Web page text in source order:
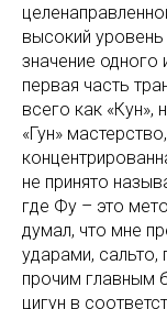
высокий
значение
первая часть
всего как
«Гун»
не принято
где Фу – это
думал, что мне
ударами, сальто,
прочим главным
цигун в